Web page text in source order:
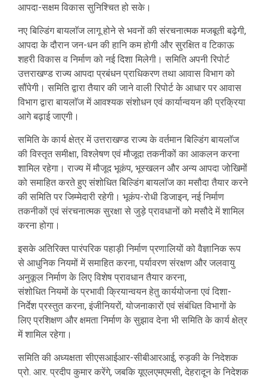
आपदा-सक्षम विकास सुनिश्चित हो सके।
नए बिल्डिंग बायलाॅज लागू होने से भवनों की संरचनात्मक मजबूती बढ़ेगी,
आपदा के दौरान जन-धन की हानि कम होगी और सुरक्षित व टिकाऊ
शहरी विकास व निर्माण को नई दिशा मिलेगी। समिति अपनी रिपोर्ट
उत्तराखण्ड राज्य आपदा प्रबंधन प्राधिकरण तथा आवास विभाग को
सौंपेगी। समिति द्वारा तैयार की जाने वाली रिपोर्ट के आधार पर आवास
विभाग द्वारा बायलाॅज में आवश्यक संशोधन एवं कार्यान्वयन की प्रक्रिया
आगे बढ़ाई जाएगी।
समिति के कार्य क्षेत्र में उत्तराखण्ड राज्य के वर्तमान बिल्डिंग बायलाॅज
की विस्तृत समीक्षा, विश्लेषण एवं मौजूदा तकनीकों का आकलन करना
शामिल रहेगा। राज्य में मौजूद भूकंप, भूस्खलन और अन्य आपदा जोखिमों
को समाहित करते हुए संशोधित बिल्डिंग बायलाॅज का मसौदा तैयार करने
की समिति पर जिम्मेदारी रहेगी। भूकंप-रोधी डिजाइन, नई निर्माण
तकनीकों एवं संरचनात्मक सुरक्षा से जुड़े प्रावधानों को मसौदे में शामिल
करना होगा।
इसके अतिरिक्त पारंपरिक पहाड़ी निर्माण प्रणालियों को वैज्ञानिक रूप
से आधुनिक नियमों में समाहित करना, पर्यावरण संरक्षण और जलवायु
अनुकूल निर्माण के लिए विशेष प्रावधान तैयार करना,
संशोधित नियमों के प्रभावी क्रियान्वयन हेतु कार्ययोजना एवं दिशा-
निर्देश प्रस्तुत करना, इंजीनियरों, योजनाकारों एवं संबंधित विभागों के
लिए प्रशिक्षण और क्षमता निर्माण के सुझाव देना भी समिति के कार्य क्षेत्र
में शामिल रहेगा।
समिति की अध्यक्षता सीएसआईआर-सीबीआरआई, रुड़की के निदेशक
प्रो. आर. प्रदीप कुमार करेंगे, जबकि यूएलएमएमसी, देहरादून के निदेशक